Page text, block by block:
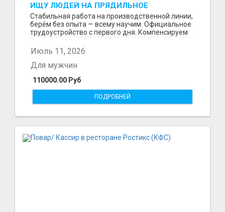
ИЩУ ЛЮДЕЙ НА ПРЯДИЛЬНОЕ
ПРОИЗВОДСТВО В ЖИЛИНО-2
(ЛЮБЕРЦЫ), ФАБРИКА «ПЕХОРСКИЙ
ТЕКСТИЛЬ»
Стабильная работа на производственной линии,
берём без опыта — всему научим. Официальное
трудоустройство с первого дня. Компенсируем
Июль 11, 2026
110000.00 Руб
Для мужчин
ПОДРОБНЕЙ